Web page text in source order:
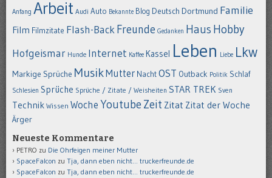
Anfang Arbeit Audi Auto Bekannte Blog Deutsch Dortmund Familie
Film Filmzitate Flash-BackFreunde Gedanken Haus Hobby
Hofgeismar Hunde Internet Kaffee Kassel Leben Liebe Lkw
Markige Sprüche MusikMutter NachtOST Outback Politik Schlaf
Schlesien Sprüche Sprüche / Zitate / Weisheiten STAR TREK Sven
Technik Wissen Woche Youtube Zeit Zitat Zitat der Woche
Ärger
Neueste Kommentare
PETRO zu Die Ohrfeigen meiner Mutter
SpaceFalcon zu Tja, dann eben nicht… truckerfreunde.de
SpaceFalcon zu Tja, dann eben nicht… truckerfreunde.de